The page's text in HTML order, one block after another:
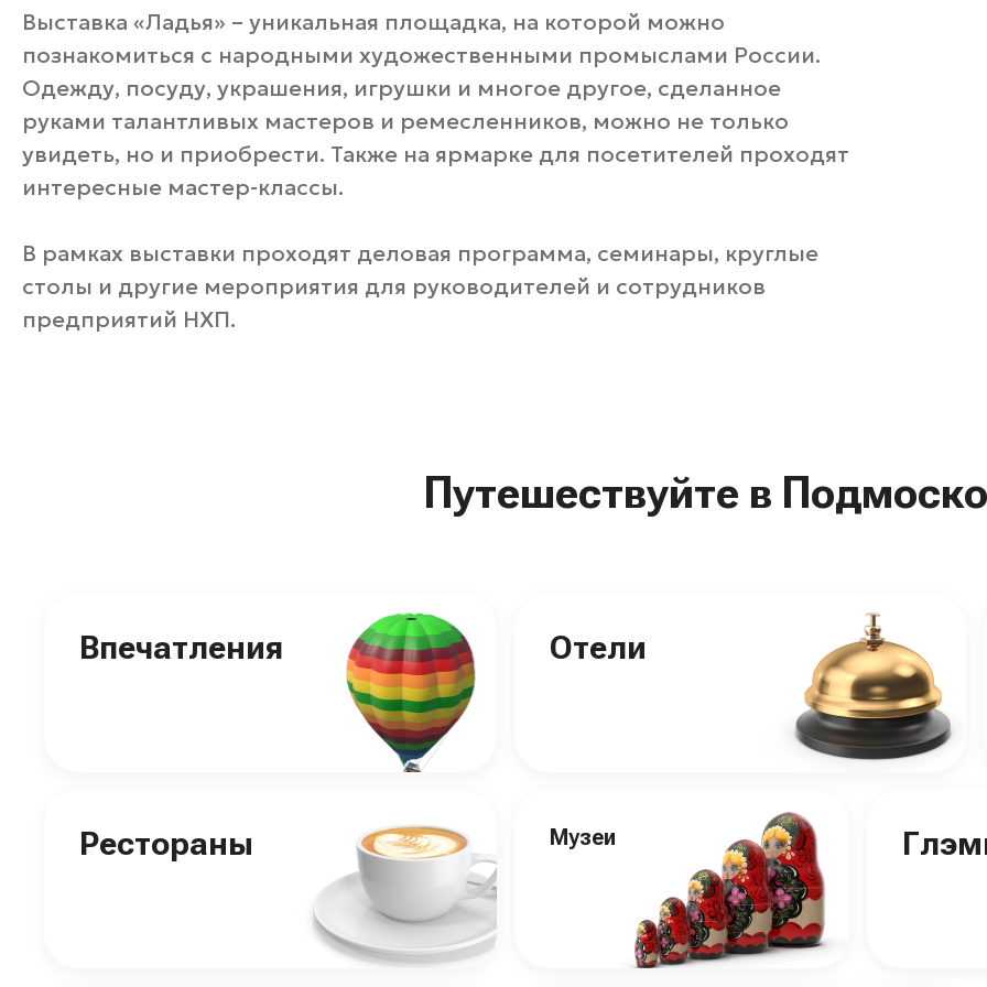
Выставка «Ладья» – уникальная площадка, на которой можно
познакомиться с народными художественными промыслами России.
Одежду, посуду, украшения, игрушки и многое другое, сделанное
руками талантливых мастеров и ремесленников, можно не только
увидеть, но и приобрести. Также на ярмарке для посетителей проходят
интересные мастер-классы.
В рамках выставки проходят деловая программа, семинары, круглые
столы и другие мероприятия для руководителей и сотрудников
предприятий НХП.
Путешествуйте в
Впечатления Отели
Рестораны Музеи